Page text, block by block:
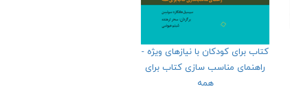
کتاب برای کودکان با نیازهای ویژه -
راهنمای مناسب سازی کتاب برای
همه